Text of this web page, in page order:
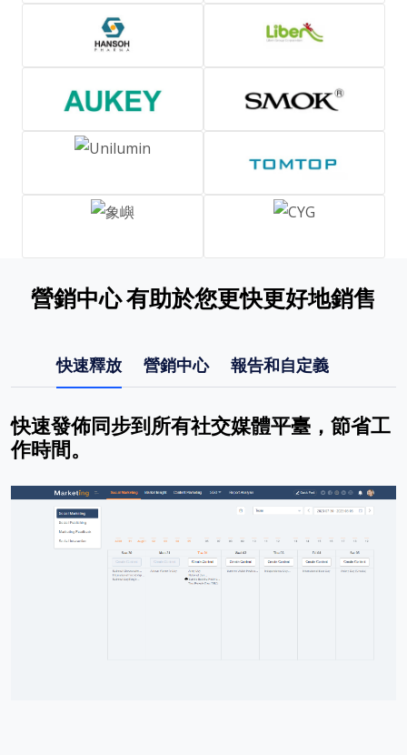
營銷中心 有助於您更快更好地銷售
快速釋放 營銷中心 報告和自定義
快速發佈同步到所有社交媒體平臺，節省工
作時間。